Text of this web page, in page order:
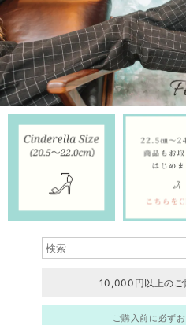
10,000円以上のご
ご購入前に必ず